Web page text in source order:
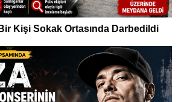
Kişi Sokak Ortasında Darbedildi